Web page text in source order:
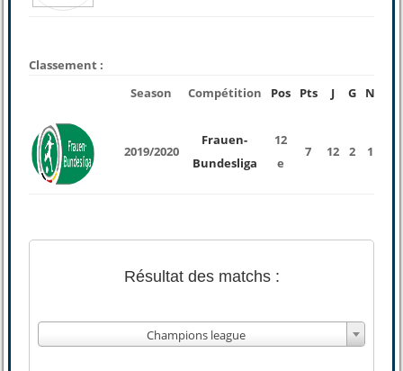
Classement :
Season
Compétition Pos Pts J G N
2019/2020
Frauen-
Bundesliga
12
e
7 12 2 1
Résultat des matchs :
Champions league